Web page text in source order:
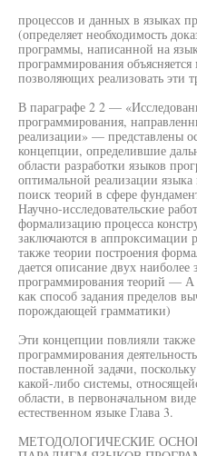
процессов и данных в языках
(определяет необходимость
программы, написанной на
программирования
позволяющих реализовать эти
В параграфе 2 2 —
программирования,
реализации» — представлены
концепции, определившие
области разработки языков
оптимальной реализации
поиск теорий в сфере
Научно-исследовательские
формализацию процесса
заключаются в аппроксимации
также теории построения
дается описание двух наиболее
программирования теорий — А
как способ задания пределов
порождающей грамматики)
Эти концепции повлияли
программирования
поставленной задачи,
какой-либо системы,
области, в первоначальном
естественном языке Глава 3.
МЕТОДОЛОГИЧЕСКИЕ